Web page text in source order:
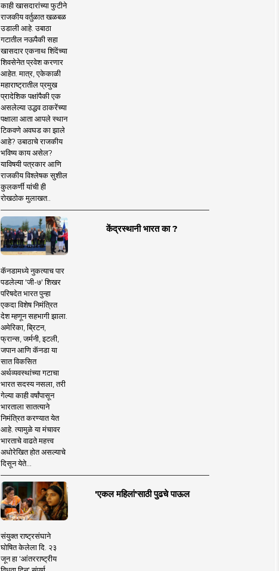
काही खासदारांच्या फुटीने
राजकीय वर्तुळात खळबळ
उडाली आहे. उबाठा
गटातील नऊपैकी सहा
खासदार एकनाथ शिंदेंच्या
शिवसेनेत प्रवेश करणार
आहेत. मात्र, एकेकाळी
महाराष्ट्रातील प्रमुख
प्रादेशिक पक्षांपैकी एक
असलेल्या उद्धव ठाकरेंच्या
पक्षाला आता आपले स्थान
टिकवणे अवघड का झाले
आहे? उबाठाचे राजकीय
भविष्य काय असेल?
याविषयी पत्रकार आणि
राजकीय विश्लेषक सुशील
कुलकर्णी यांची ही
रोखठोक मुलाखत..
केंद्रस्थानी भारत का ?
कॅनडामध्ये नुकत्याच पार
पडलेल्या 'जी-७' शिखर
परिषदेत भारत पुन्हा
एकदा विशेष निमंत्रित
देश म्हणून सहभागी झाला.
अमेरिका, ब्रिटन,
फ्रान्स, जर्मनी, इटली,
जपान आणि कॅनडा या
सात विकसित
अर्थव्यवस्थांच्या गटाचा
भारत सदस्य नसला, तरी
गेल्या काही वर्षांपासून
भारताला सातत्याने
निमंत्रित करण्यात येत
आहे. त्यामुळे या मंचावर
भारताचे वाढते महत्त्व
अधोरेखित होत असल्याचे
दिसून येते...
'एकल महिलां'साठी पुढचे पाऊल
संयुक्त राष्ट्रसंघाने
घोषित केलेला दि. २३
जून हा 'आंतरराष्ट्रीय